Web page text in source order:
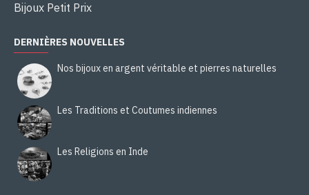
Bijoux Petit Prix
DERNIÈRES NOUVELLES
Nos bijoux en argent véritable et pierres naturelles
Les Traditions et Coutumes indiennes
Les Religions en Inde